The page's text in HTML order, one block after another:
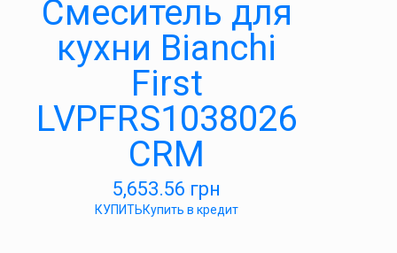
Смеситель для
кухни Bianchi
First
LVPFRS1038026
CRM
5,653.56 грн
КУПИТЬКупить в кредит